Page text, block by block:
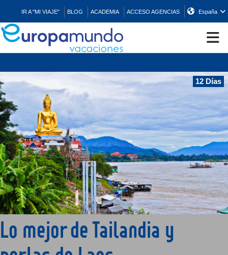
IR A "MI VIAJE" BLOG ACADEMIA ACCESO AGENCIAS España
EUROPA
ASIA
ORIENTE
PROMOCIONES
COMPRAR
12 Días
Lo mejor de Tailandia y